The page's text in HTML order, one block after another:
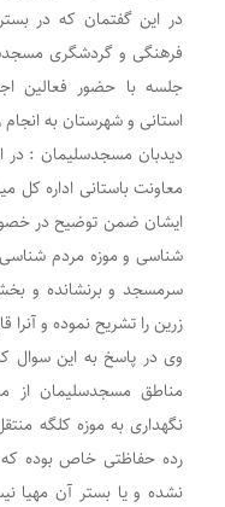
در این گفتمان که در
فرهنگی و گردشگری
جلسه با حضور فعالین
استانی و شهرستان به
دیدبان مسجدسلیمان : در
معاونت باستانی اداره کل
ایشان ضمن توضیح در
شناسی و موزه مردم
سرمسجد و برنشانده و
زرین را تشریح نموده و
وی در پاسخ به این سوال
مناطق مسجدسلیمان از
نگهداری به موزه کلگه
رده حفاظتی خاص بوده که
نشده و یا بستر آن مهیا